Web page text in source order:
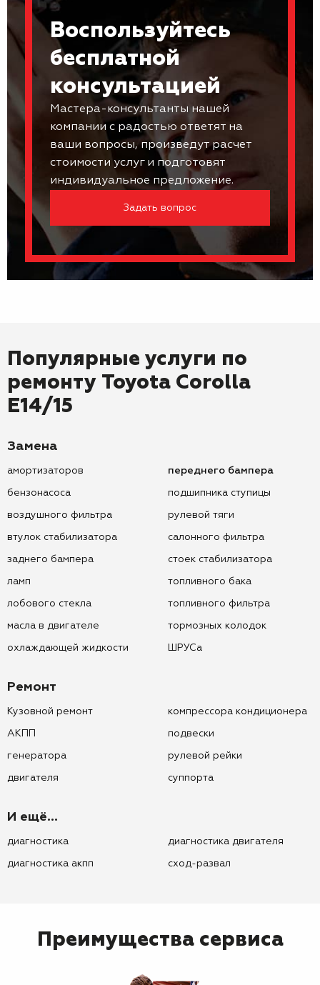
Воспользуйтесь
бесплатной
консультацией
Мастера-консультанты нашей
компании с радостью ответят на
ваши вопросы, произведут расчет
стоимости услуг и подготовят
индивидуальное предложение.
Задать вопрос
Популярные услуги по
ремонту Toyota Corolla
E14/15
Замена
амортизаторов
бензонасоса
воздушного фильтра
втулок стабилизатора
заднего бампера
ламп
лобового стекла
масла в двигателе
охлаждающей жидкости
переднего бампера
подшипника ступицы
рулевой тяги
салонного фильтра
стоек стабилизатора
топливного бака
топливного фильтра
тормозных колодок
ШРУСа
Ремонт
Кузовной ремонт
АКПП
генератора
двигателя
компрессора кондиционера
подвески
рулевой рейки
суппорта
И ещё...
диагностика
диагностика акпп
диагностика двигателя
сход-развал
Преимущества сервиса